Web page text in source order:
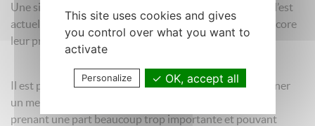
Une situation qui devrait être plus fréquente qu’elle ne l’est
actuellement puisque bon nombre de médecins sont encore
leur propre médecin traitant.
Il est pourtant acquis qu’il nous est bien difficile de soigner
un membre de notre propre famille, l’aspect émotionnel
prenant une part beaucoup trop importante et pouvant
This site uses cookies and gives
you control over what you want to
activate
Personalize OK, accept all